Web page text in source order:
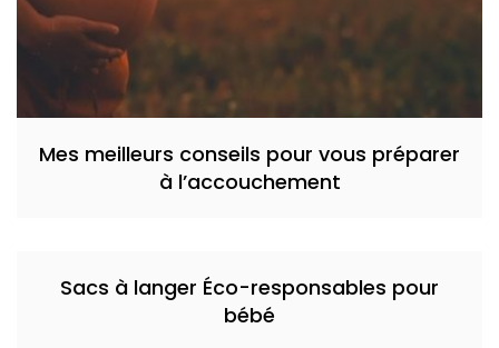
Mes meilleurs conseils pour vous préparer
à l’accouchement
Sacs à langer Éco-responsables pour
bébé